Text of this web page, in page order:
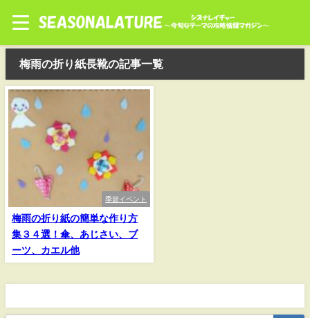
梅雨の折り紙長靴の記事一覧
季節イベント
梅雨の折り紙の簡単な作り方
集３４選！傘、あじさい、ブ
ーツ、カエル他